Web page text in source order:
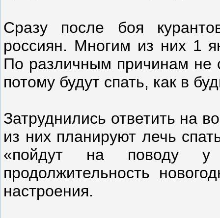
Сразу после боя
россиян. Многим из них 1
По различным причинам не
потому будут спать, как в
Затруднились ответить на
из них планируют лечь
«пойдут на поводу у
продолжительность
настроения.